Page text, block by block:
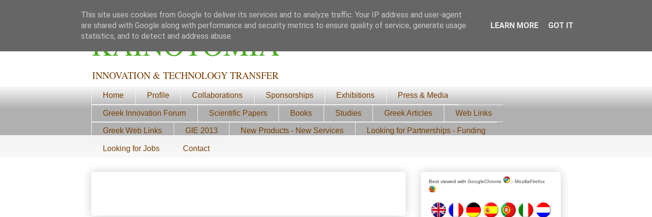
ΚΑΙΝΟΤΟΜΙΑ
INNOVATION & TECHNOLOGY TRANSFER
Home Profile Collaborations Sponsorships Exhibitions Press & Media
Greek Innovation Forum Scientific Papers Books Studies Greek Articles Web Links
Greek Web Links GIE 2013 New Products - New Services Looking for Partnerships - Funding
Looking for Jobs Contact
Best viewed with GoogleChrome - MozillaFirefox
This site uses cookies from Google to deliver its services and to analyze traffic. Your IP address and user-agent
are shared with Google along with performance and security metrics to ensure quality of service, generate usage
statistics, and to detect and address abuse.
LEARN MORE GOT IT